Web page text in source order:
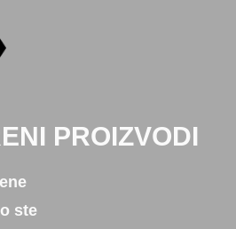
PROIZVODI
ste